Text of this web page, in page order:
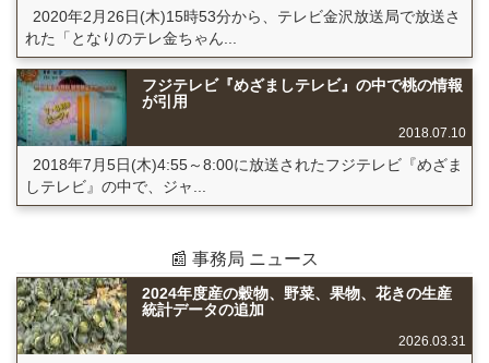
2020年2月26日(木)15時53分から、テレビ金沢放送局で放送さ
れた「となりのテレ金ちゃん...
フジテレビ『めざましテレビ』の中で桃の情報
が引用
2018.07.10
2018年7月5日(木)4:55～8:00に放送されたフジテレビ『めざま
しテレビ』の中で、ジャ...
📰 事務局 ニュース
2024年度産の穀物、野菜、果物、花きの生産
統計データの追加
2026.03.31